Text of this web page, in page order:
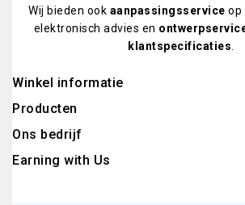
Wij bieden ook aanpassingsservice op
elektronisch advies en
klantspecificaties
Winkel informatie
Producten
Ons bedrijf
Earning with Us